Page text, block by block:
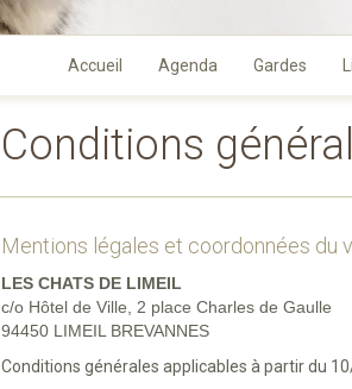
Accueil Agenda Gardes
Conditions
Mentions légales et coordonnées du
LES CHATS DE LIMEIL
c/o Hôtel de Ville, 2 place Charles de Gaulle
94450 LIMEIL BREVANNES
Conditions générales applicables à partir du